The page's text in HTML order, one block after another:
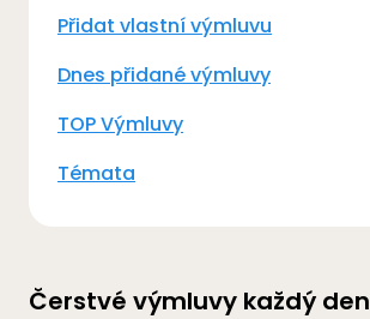
Přidat vlastní výmluvu
Dnes přidané výmluvy
TOP Výmluvy
Témata
Čerstvé výmluvy každý den